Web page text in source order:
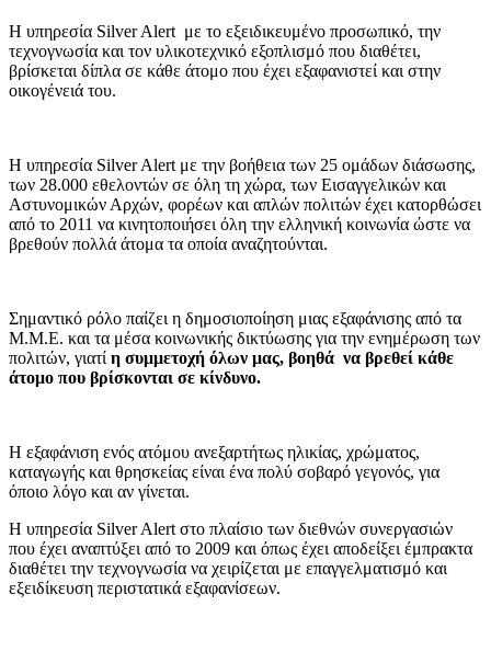
Η υπηρεσία Silver Alert με το εξειδικευμένο προσωπικό, την
τεχνογνωσία και τον υλικοτεχνικό εξοπλισμό που διαθέτει,
βρίσκεται δίπλα σε κάθε άτομο που έχει εξαφανιστεί και στην
οικογένειά του.
Η υπηρεσία Silver Alert με την βοήθεια των 25 ομάδων διάσωσης,
των 28.000 εθελοντών σε όλη τη χώρα, των Εισαγγελικών και
Αστυνομικών Αρχών, φορέων και απλών πολιτών έχει κατορθώσει
από το 2011 να κινητοποιήσει όλη την ελληνική κοινωνία ώστε να
βρεθούν πολλά άτομα τα οποία αναζητούνται.
Σημαντικό ρόλο παίζει η δημοσιοποίηση μιας εξαφάνισης από τα
Μ.Μ.Ε. και τα μέσα κοινωνικής δικτύωσης για την ενημέρωση των
πολιτών, γιατί η συμμετοχή όλων μας, βοηθά να βρεθεί κάθε
άτομο που βρίσκονται σε κίνδυνο.
Η εξαφάνιση ενός ατόμου ανεξαρτήτως ηλικίας, χρώματος,
καταγωγής και θρησκείας είναι ένα πολύ σοβαρό γεγονός, για
όποιο λόγο και αν γίνεται.
Η υπηρεσία Silver Alert στο πλαίσιο των διεθνών συνεργασιών
που έχει αναπτύξει από το 2009 και όπως έχει αποδείξει έμπρακτα
διαθέτει την τεχνογνωσία να χειρίζεται με επαγγελματισμό και
εξειδίκευση περιστατικά εξαφανίσεων.